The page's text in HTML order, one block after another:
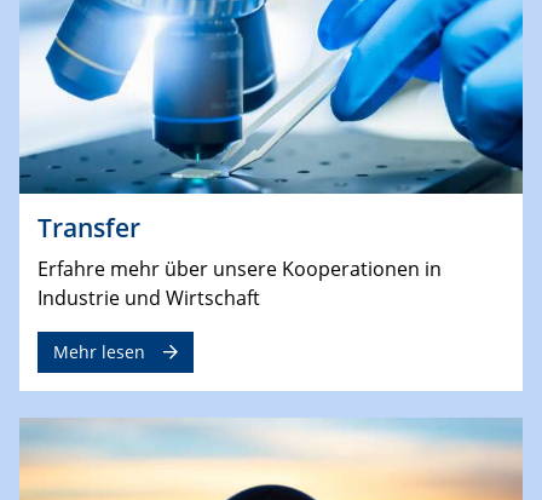
Transfer
Erfahre mehr über unsere Kooperationen in
Industrie und Wirtschaft
Mehr lesen